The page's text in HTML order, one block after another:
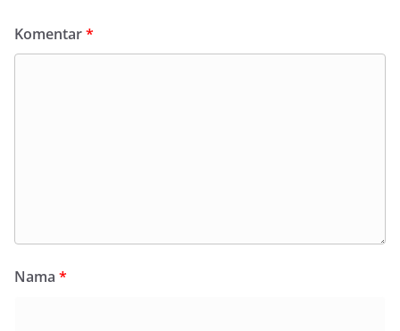
Komentar*
Nama *